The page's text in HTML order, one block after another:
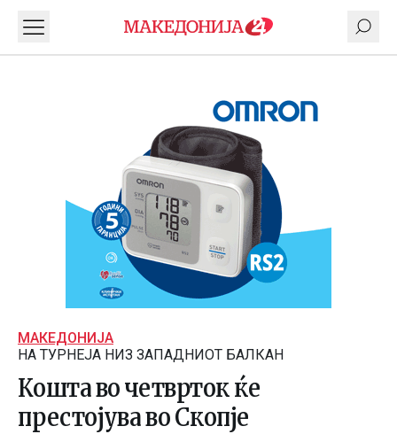
МАКЕДОНИЈА
НА ТУРНЕЈА НИЗ ЗАПАДНИОТ БАЛКАН
Кошта вo четврток ќе
престојува во Скопје